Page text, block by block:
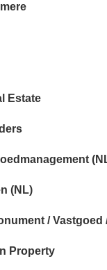
Estate
(NL)
/ Vastgoed
Property